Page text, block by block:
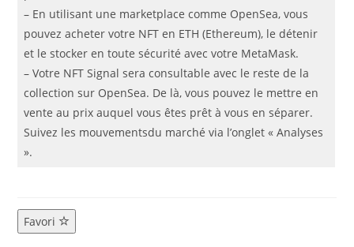
– En utilisant une marketplace comme OpenSea, vous
pouvez acheter votre NFT en ETH (Ethereum), le détenir
et le stocker en toute sécurité avec votre MetaMask.
– Votre NFT Signal sera consultable avec le reste de la
collection sur OpenSea. De là, vous pouvez le mettre en
vente au prix auquel vous êtes prêt à vous en séparer.
Suivez les mouvementsdu marché via l’onglet « Analyses
».
Favori